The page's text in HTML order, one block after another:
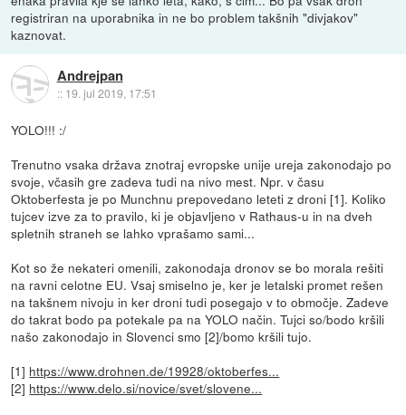
registriran na uporabnika in ne bo problem takšnih "divjakov"
kaznovat.
Andrejpan
:: 19. jul 2019, 17:51
YOLO!!! :/
Trenutno vsaka država znotraj evropske unije ureja zakonodajo po
svoje, včasih gre zadeva tudi na nivo mest. Npr. v času
Oktoberfesta je po Munchnu prepovedano leteti z droni [1]. Koliko
tujcev izve za to pravilo, ki je objavljeno v Rathaus-u in na dveh
spletnih straneh se lahko vprašamo sami...
Kot so že nekateri omenili, zakonodaja dronov se bo morala rešiti
na ravni celotne EU. Vsaj smiselno je, ker je letalski promet rešen
na takšnem nivoju in ker droni tudi posegajo v to območje. Zadeve
do takrat bodo pa potekale pa na YOLO način. Tujci so/bodo kršili
našo zakonodajo in Slovenci smo [2]/bomo kršili tujo.
[1] https://www.drohnen.de/19928/oktoberfes...
[2] https://www.delo.si/novice/svet/slovene...